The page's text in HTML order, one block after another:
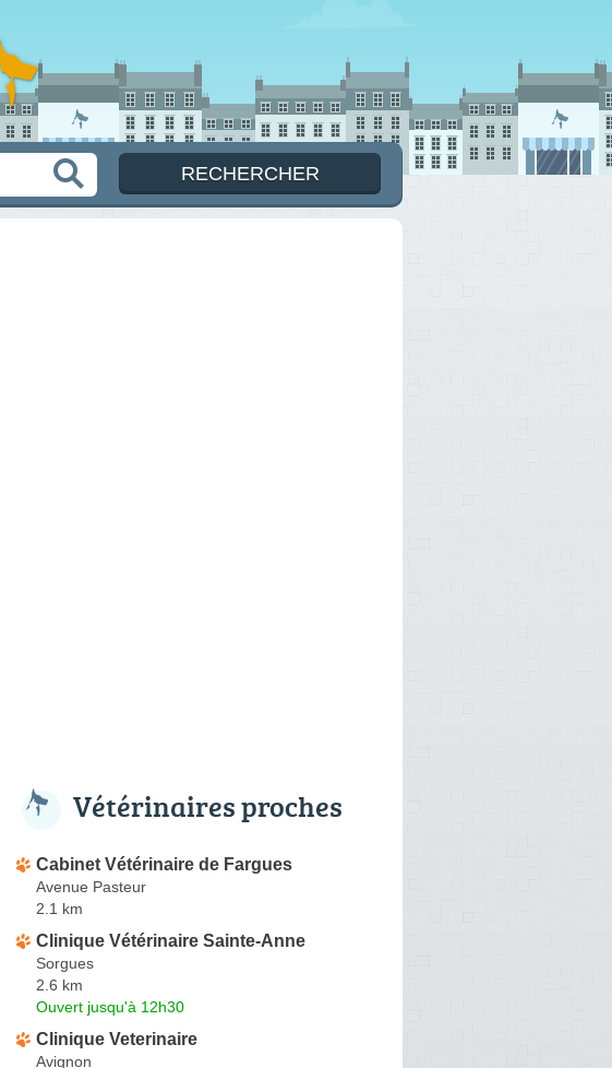
Vétérinaires proches
Cabinet Vétérinaire de Fargues
Avenue Pasteur
2.1 km
Clinique Vétérinaire Sainte-Anne
Sorgues
2.6 km
Ouvert jusqu'à 12h30
Clinique Veterinaire
Avignon